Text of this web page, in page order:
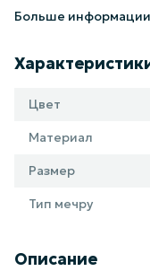
Больше
Цвет
Материал
Размер
Тип мечру
Описание